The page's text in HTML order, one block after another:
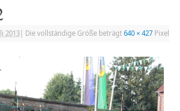
2013| Die vollständige Größe beträgt 640 × 427Pixel